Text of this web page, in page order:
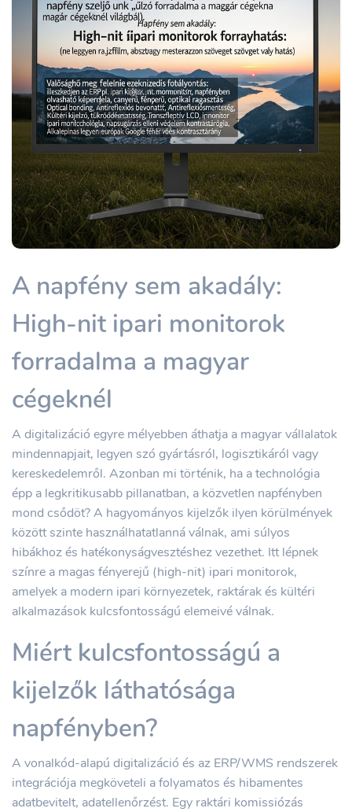
A napfény sem akadály:
High-nit ipari monitorok
forradalma a magyar
cégeknél
A digitalizáció egyre mélyebben áthatja a magyar vállalatok
mindennapjait, legyen szó gyártásról, logisztikáról vagy
kereskedelemről. Azonban mi történik, ha a technológia
épp a legkritikusabb pillanatban, a közvetlen napfényben
mond csődöt? A hagyományos kijelzők ilyen körülmények
között szinte használhatatlanná válnak, ami súlyos
hibákhoz és hatékonyságvesztéshez vezethet. Itt lépnek
színre a magas fényerejű (high-nit) ipari monitorok,
amelyek a modern ipari környezetek, raktárak és kültéri
alkalmazások kulcsfontosságú elemeivé válnak.
Miért kulcsfontosságú a
kijelzők láthatósága
napfényben?
A vonalkód-alapú digitalizáció és az ERP/WMS rendszerek
integrációja megköveteli a folyamatos és hibamentes
adatbevitelt, adatellenőrzést. Egy raktári komissiózás